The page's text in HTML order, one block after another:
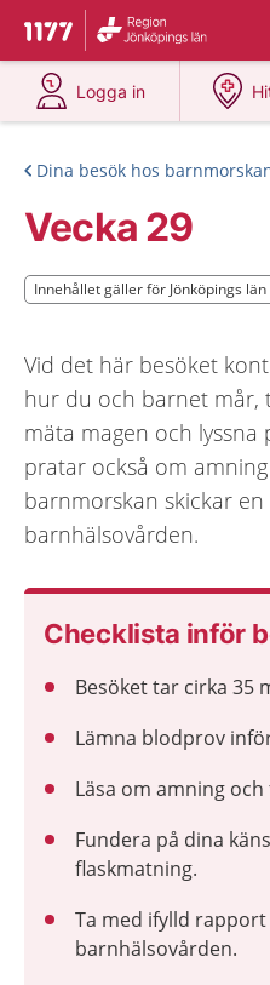
Till startsidan för 1177
Du har valt region
Logga in
på 1177.se
Dina besök hos
Vecka 29
Innehållet gäller för Jönköpings län
Innehållet gäller för Jönköpings län
Vid det här besöket
hur du och barnet mår,
mäta magen och
pratar också om
barnmorskan skickar
barnhälsovården.
Checklista inför
Besöket tar cirka 35
Lämna blodprov
Läsa om amning
Fundera på dina
flaskmatning.
Ta med ifylld
barnhälsovården.